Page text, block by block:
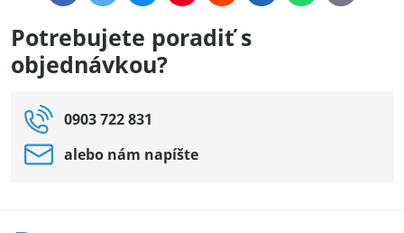
mail
Potrebujete poradiť s
objednávkou?
0903 722 831
alebo nám napíšte